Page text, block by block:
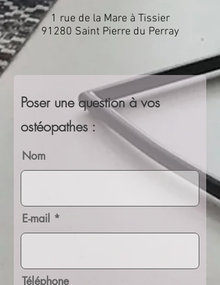
1 rue de la Mare à Tissier
91280 Saint Pierre du Perray
Poser une question à vos
ostéopathes :
Nom
E-mail
Téléphone